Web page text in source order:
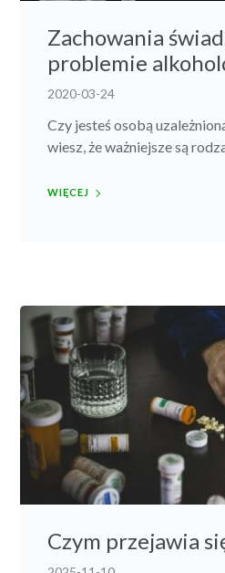
Zachowania
problemie
2020-03-24
Czy jesteś osobą
wiesz, że ważniejsze są
WIĘCEJ
Czym przejawia